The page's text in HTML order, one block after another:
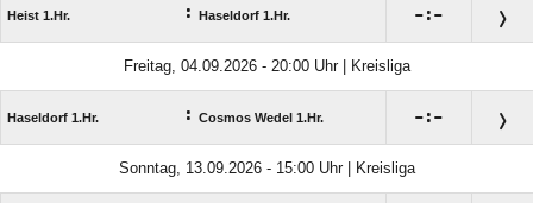
Heist 1.Hr. : Haseldorf 1.Hr. :
Freitag, 04.09.2026 - 20:00 Uhr | Kreisliga
Haseldorf 1.Hr. : Cosmos Wedel 1.Hr. :
Sonntag, 13.09.2026 - 15:00 Uhr | Kreisliga